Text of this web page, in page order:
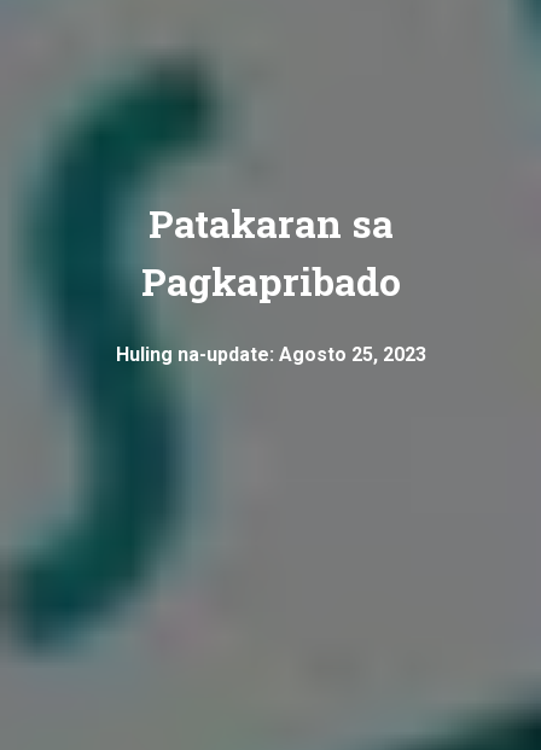
Patakaran sa
Pagkapribado
Huling na-update: Agosto 25, 2023